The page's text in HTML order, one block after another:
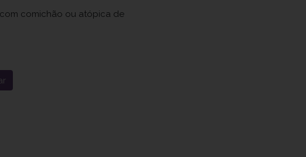
comichão ou atópica de